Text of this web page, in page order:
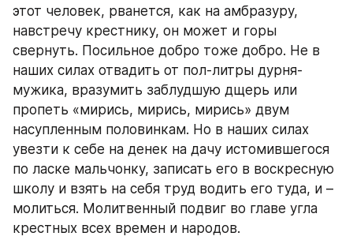
этот человек, рванется, как на амбразуру,
навстречу крестнику, он может и горы
свернуть. Посильное добро тоже добро. Не в
наших силах отвадить от пол-литры дурня-
мужика, вразумить заблудшую дщерь или
пропеть «мирись, мирись, мирись» двум
насупленным половинкам. Но в наших силах
увезти к себе на денек на дачу истомившегося
по ласке мальчонку, записать его в воскресную
школу и взять на себя труд водить его туда, и –
молиться. Молитвенный подвиг во главе угла
крестных всех времен и народов.